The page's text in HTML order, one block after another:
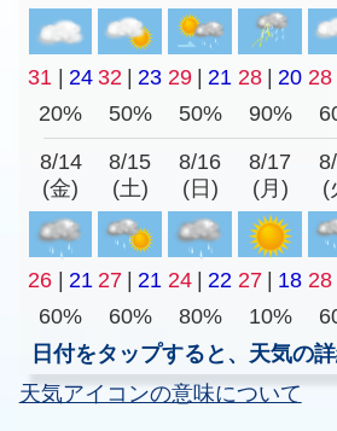
31 24 32 23 29 21 28 20 28
20%
50% 50% 90%
8/14
(金)
8/15
(土)
8/16
(日)
8/17
(月)
(
26 21 27 21 24 22 27 18 28
60%
60% 80% 10%
日付をタップすると、天気の
天気アイコンの意味について